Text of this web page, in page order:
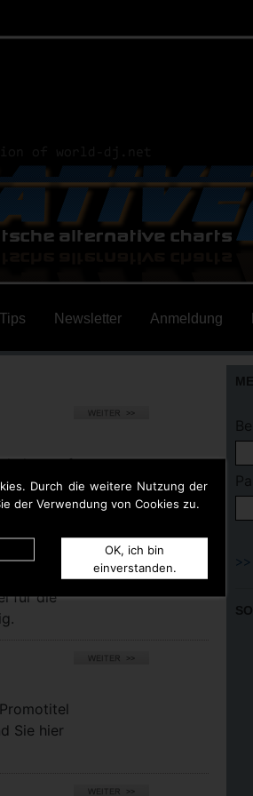
Durch die weitere Nutzung der
der Verwendung von Cookies zu.
OK, ich bin
einverstanden.
Newsletter Anmeldung
auf
für die
Sie hier